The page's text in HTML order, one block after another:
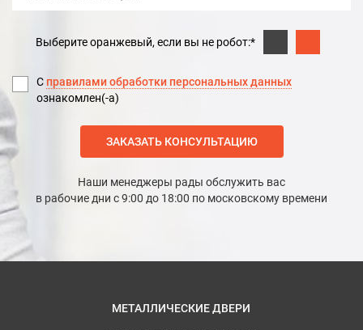
Выберите оранжевый, если вы не робот:*
С правилами обработки персональных данных
ознакомлен(-а)
ЗАКАЗАТЬ КОНСУЛЬТАЦИЮ
Наши менеджеры рады обслужить вас
в рабочие дни с 9:00 до 18:00 по московскому времени
МЕТАЛЛИЧЕСКИЕ ДВЕРИ